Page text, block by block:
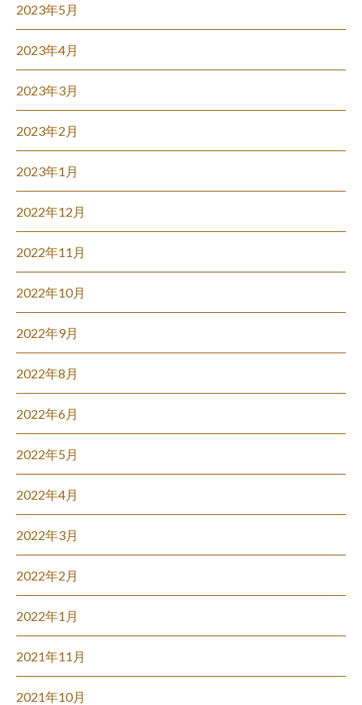
2023年5月
2023年4月
2023年3月
2023年2月
2023年1月
2022年12月
2022年11月
2022年10月
2022年9月
2022年8月
2022年6月
2022年5月
2022年4月
2022年3月
2022年2月
2022年1月
2021年11月
2021年10月